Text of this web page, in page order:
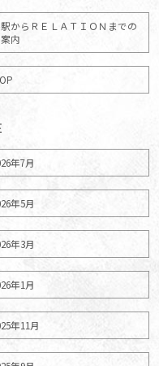
からＲＥＬＡＴＩＯＮまでの
内
年7月
年5月
年3月
年1月
年11月